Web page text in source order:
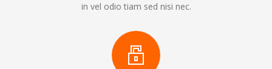
in vel odio tiam sed nisi nec.